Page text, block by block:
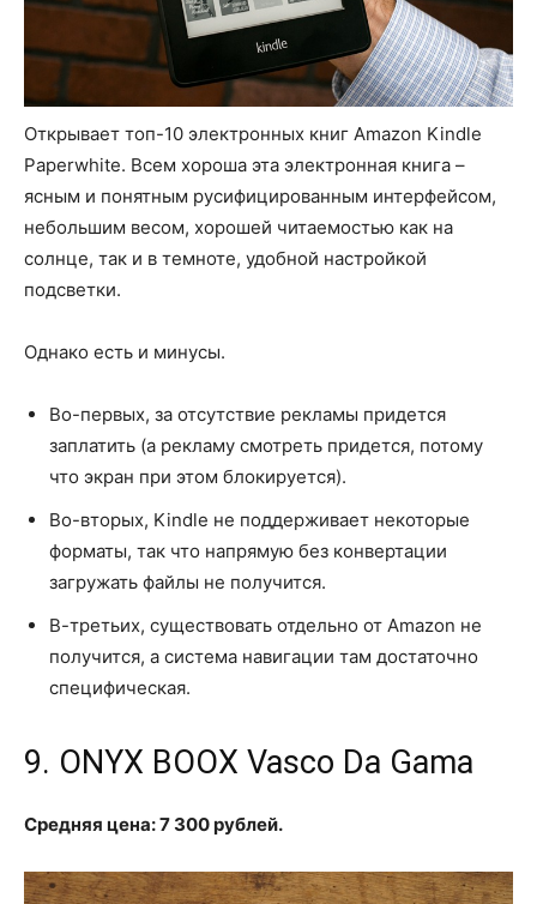
Открывает топ-10 электронных книг Amazon Kindle
Paperwhite. Всем хороша эта электронная книга –
ясным и понятным русифицированным интерфейсом,
небольшим весом, хорошей читаемостью как на
солнце, так и в темноте, удобной настройкой
подсветки.
Однако есть и минусы.
Во-первых, за отсутствие рекламы придется
заплатить (а рекламу смотреть придется, потому
что экран при этом блокируется).
Во-вторых, Kindle не поддерживает некоторые
форматы, так что напрямую без конвертации
загружать файлы не получится.
В-третьих, существовать отдельно от Amazon не
получится, а система навигации там достаточно
специфическая.
9. ONYX BOOX Vasco Da Gama
Средняя цена: 7 300 рублей.